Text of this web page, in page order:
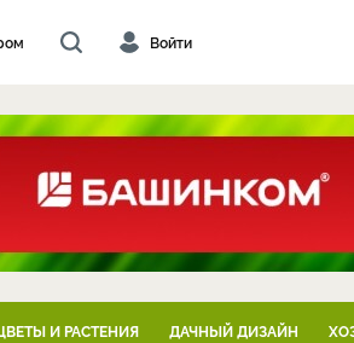
Войти
И РАСТЕНИЯ ДАЧНЫЙ ДИЗАЙН